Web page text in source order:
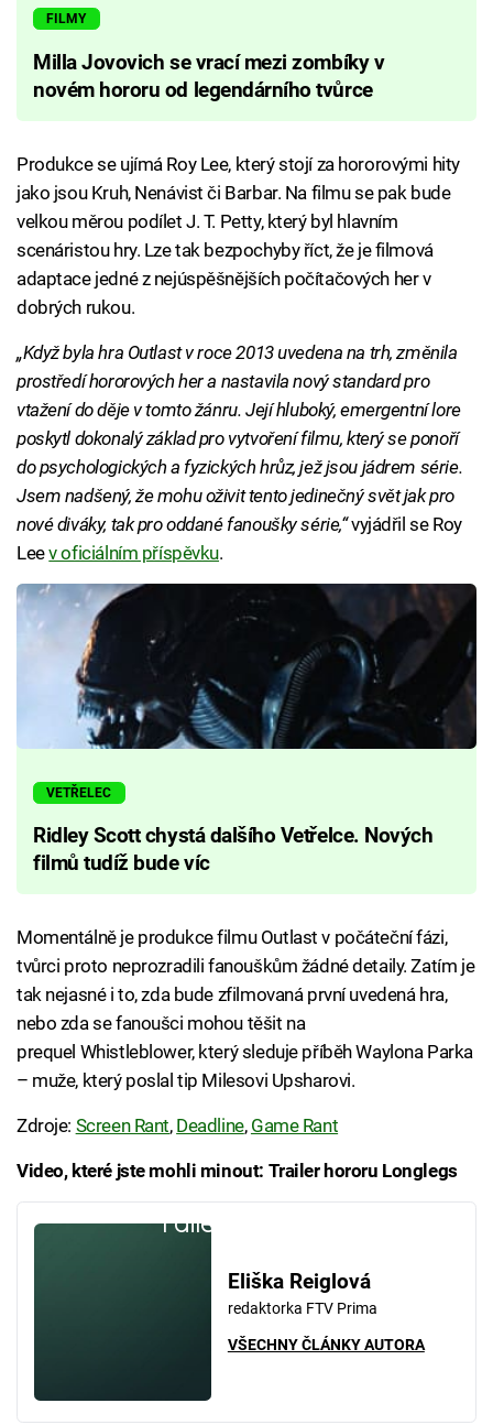
FILMY
Milla Jovovich se vrací mezi zombíky v
novém hororu od legendárního tvůrce
Produkce se ujímá Roy Lee, který stojí za hororovými hity
jako jsou Kruh, Nenávist či Barbar. Na filmu se pak bude
velkou měrou podílet J. T. Petty, který byl hlavním
scenáristou hry. Lze tak bezpochyby říct, že je filmová
adaptace jedné z nejúspěšnějších počítačových her v
dobrých rukou.
„Když byla hra Outlast v roce 2013 uvedena na trh, změnila
prostředí hororových her a nastavila nový standard pro
vtažení do děje v tomto žánru. Její hluboký, emergentní lore
poskytl dokonalý základ pro vytvoření filmu, který se ponoří
do psychologických a fyzických hrůz, jež jsou jádrem série.
Jsem nadšený, že mohu oživit tento jedinečný svět jak pro
nové diváky, tak pro oddané fanoušky série,“vyjádřil se Roy
Leev oficiálním příspěvku.
VETŘELEC
Ridley Scott chystá dalšího Vetřelce. Nových
filmů tudíž bude víc
Momentálně je produkce filmu Outlast v počáteční fázi,
tvůrci proto neprozradili fanouškům žádné detaily. Zatím je
tak nejasné i to, zda bude zfilmovaná první uvedená hra,
nebo zda se fanoušci mohou těšit na
prequel Whistleblower, který sleduje příběh Waylona Parka
– muže, který poslal tip Milesovi Upsharovi.
Zdroje: Screen Rant, Deadline, Game Rant
Video, které jste mohli minout: Trailer hororu Longlegs
Failed to fetch
Eliška Reiglová
redaktorka FTV Prima
VŠECHNY ČLÁNKY AUTORA